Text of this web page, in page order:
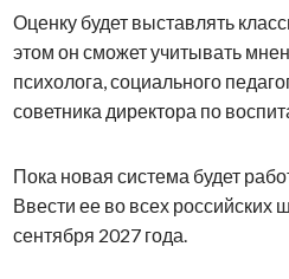
Оценку будет выставлять
этом он сможет учитывать
психолога, социального
советника директора по
Пока новая система будет
Ввести ее во всех российских
сентября 2027 года.